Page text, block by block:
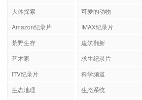
人体探索
可爱的动物
Amazon纪录片
IMAX纪录片
荒野生存
建筑翻新
艺术家
求生纪录片
ITV纪录片
科学频道
生态地理
生态系统